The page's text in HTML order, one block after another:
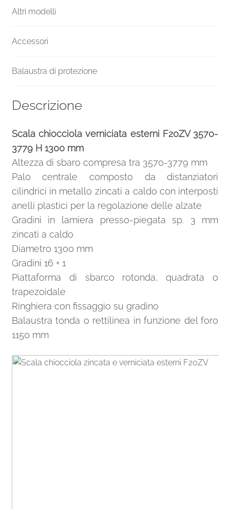
Altri modelli
Accessori
Balaustra di protezione
Descrizione
Scala chiocciola verniciata esterni F20ZV 3570-
3779 H 1300 mm
Altezza di sbaro compresa tra 3570-3779 mm
Palo centrale composto da distanziatori
cilindrici in metallo zincati a caldo con interposti
anelli plastici per la regolazione delle alzate
Gradini in lamiera presso-piegata sp. 3 mm
zincati a caldo
Diametro 1300 mm
Gradini 16 + 1
Piattaforma di sbarco rotonda, quadrata o
trapezoidale
Ringhiera con fissaggio su gradino
Balaustra tonda o rettilinea in funzione del foro
1150 mm